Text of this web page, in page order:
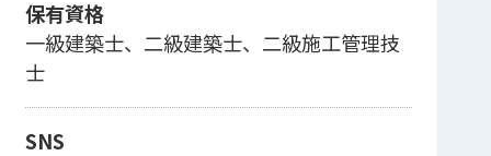
保有資格
一級建築士、二級建築士、二級施工管理技
士
SNS